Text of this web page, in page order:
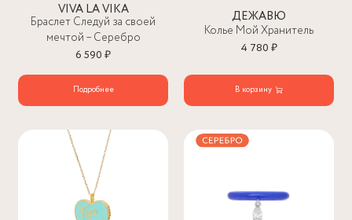
VIVA LA VIKA
Браслет Следуй за своей
мечтой – Серебро
6 590 ₽
Подробнее
ДЕЖАВЮ
Колье Мой Хранитель
4 780 ₽
В корзину